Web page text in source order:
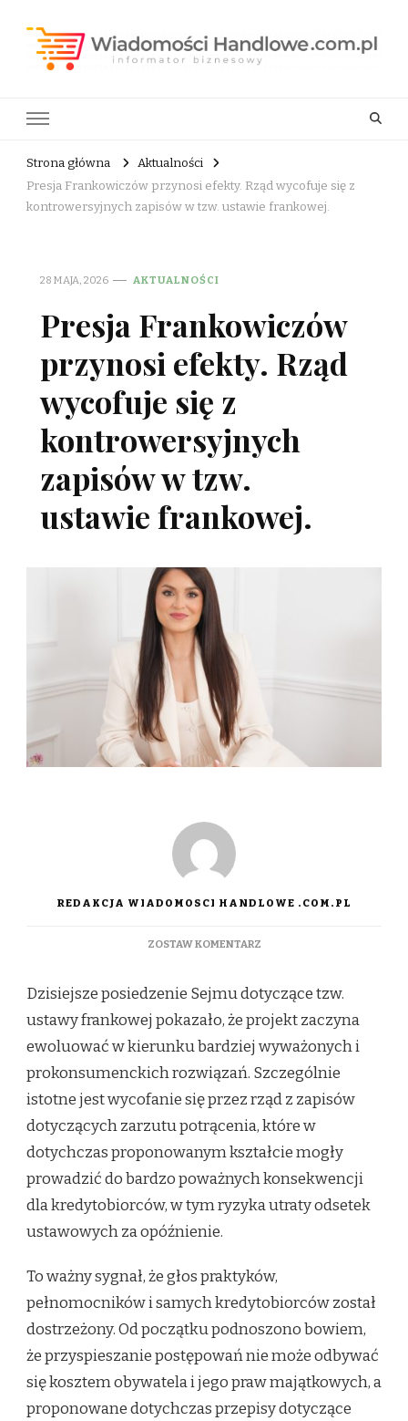
Strona główna
Aktualności
Presja Frankowiczów przynosi efekty. Rząd wycofuje się z
kontrowersyjnych zapisów w tzw. ustawie frankowej.
28 MAJA, 2026 AKTUALNOŚCI
Presja Frankowiczów
przynosi efekty. Rząd
wycofuje się z
kontrowersyjnych
zapisów w tzw.
ustawie frankowej.
REDAKCJA WIADOMOSCI HANDLOWE .COM.PL
ZOSTAW KOMENTARZDO
PRZYNOSI
EFEKTY.
RZĄD
WYCOFUJE
SIĘ
Z
KONTROWERSYJNYCH
ZAPISÓW
W
TZW.
FRANKOWEJ.
Dzisiejsze posiedzenie Sejmu dotyczące tzw.
ustawy frankowej pokazało, że projekt zaczyna
ewoluować w kierunku bardziej wyważonych i
prokonsumenckich rozwiązań. Szczególnie
istotne jest wycofanie się przez rząd z zapisów
dotyczących zarzutu potrącenia, które w
dotychczas proponowanym kształcie mogły
prowadzić do bardzo poważnych konsekwencji
dla kredytobiorców, w tym ryzyka utraty odsetek
ustawowych za opóźnienie.
To ważny sygnał, że głos praktyków,
pełnomocników i samych kredytobiorców został
dostrzeżony. Od początku podnoszono bowiem,
że przyspieszanie postępowań nie może odbywać
się kosztem obywatela i jego praw majątkowych, a
proponowane dotychczas przepisy dotyczące